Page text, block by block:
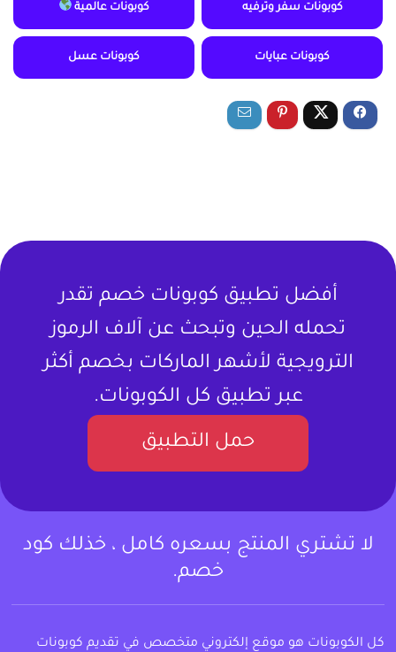
كوبونات سفر وترفيه كوبونات عالمية
كوبونات عبايات كوبونات عسل
أفضل تطبيق كوبونات خصم تقدر
تحمله الحين وتبحث عن آلاف الرموز
الترويجية لأشهر الماركات بخصم أكثر
عبر تطبيق كل الكوبونات.
حمل التطبيق
لا تشتري المنتج بسعره كامل ، خذلك كود
خصم.
كل الكوبونات هو موقع إلكتروني متخصص في تقديم كوبونات